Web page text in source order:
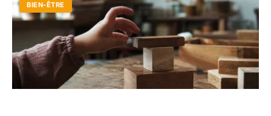
BIEN-ÊTRE